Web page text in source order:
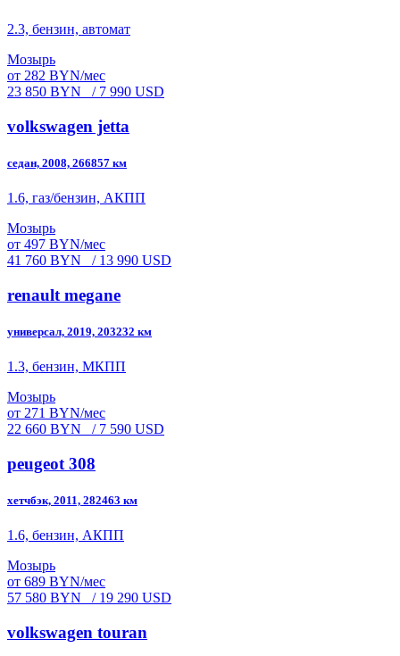
2.3, бензин, автомат
Мозырь
от 282 BYN/мес
23 850 BYN
/ 7 990 USD
volkswagen jetta
седан, 2008, 266857 км
1.6, газ/бензин, АКПП
Мозырь
от 497 BYN/мес
41 760 BYN
/ 13 990 USD
renault megane
универсал, 2019, 203232 км
1.3, бензин, МКПП
Мозырь
от 271 BYN/мес
22 660 BYN
/ 7 590 USD
peugeot 308
хетчбэк, 2011, 282463 км
1.6, бензин, АКПП
Мозырь
от 689 BYN/мес
57 580 BYN
/ 19 290 USD
volkswagen touran